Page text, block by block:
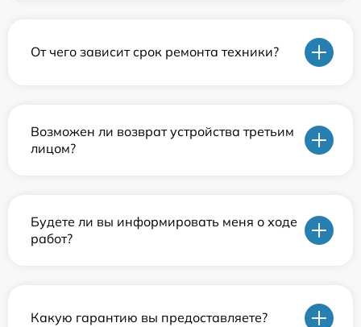
От чего зависит срок ремонта техники?
Возможен ли возврат устройства третьим
лицом?
Будете ли вы информировать меня о ходе
работ?
Какую гарантию вы предоставляете?